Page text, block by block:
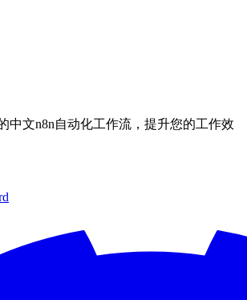
中文n8n自动化工作流，提升您的工作效